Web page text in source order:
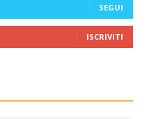
SEGUI
ISCRIVITI